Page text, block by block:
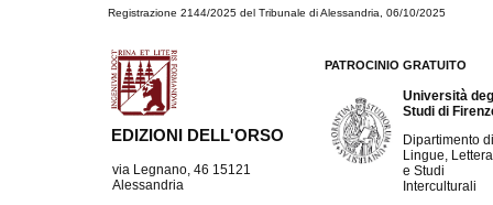
Registrazione 2144/2025 del Tribunale di Alessandria, 06/10/2025
EDIZIONI DELL'ORSO
via Legnano, 46 15121
Alessandria
PATROCINIO GRATUITO
Università
Studi di
Dipartimento
Lingue,
e Studi
Interculturali